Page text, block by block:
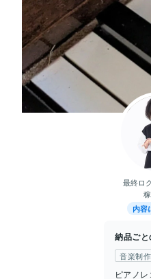
最終ロ
内容
納品ご
音楽制
ピアノ